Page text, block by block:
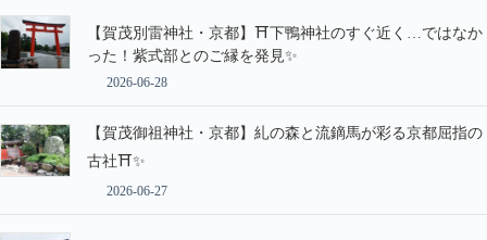
【賀茂別雷神社・京都】⛩️下鴨神社のすぐ近く…ではなか
った！紫式部とのご縁を発見✨
2026-06-28
【賀茂御祖神社・京都】糺の森と流鏑馬が彩る京都屈指の
古社⛩️✨
2026-06-27